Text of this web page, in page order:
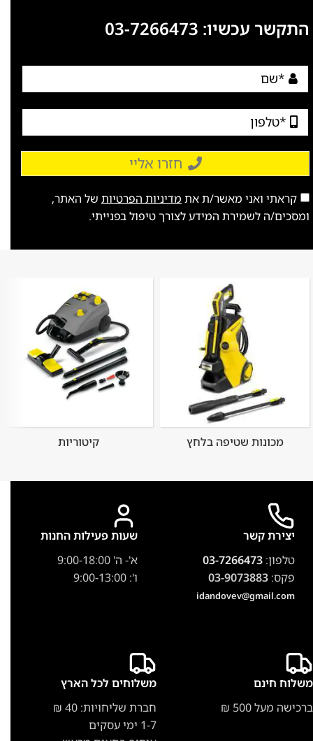
התקשר עכשיו: 03-7266473
חזרו אליי
קראתי ואני מאשר/ת את מדיניות הפרטיות של האתר,
ומסכים/ה לשמירת המידע לצורך טיפול בפנייתי.
מכונות שטיפה בלחץ קיטוריות
יצירת קשר
טלפון:03-7266473
פקס:03-9073883
idandovev@gmail.com
שעות פעילות החנות
א'- ה' 9:00-18:00
ו': 9:00-13:00
משלוח חינם
ברכישה מעל 500 ₪
משלוחים לכל הארץ
חברת שליחויות: 40 ₪
1-7 ימי עסקים